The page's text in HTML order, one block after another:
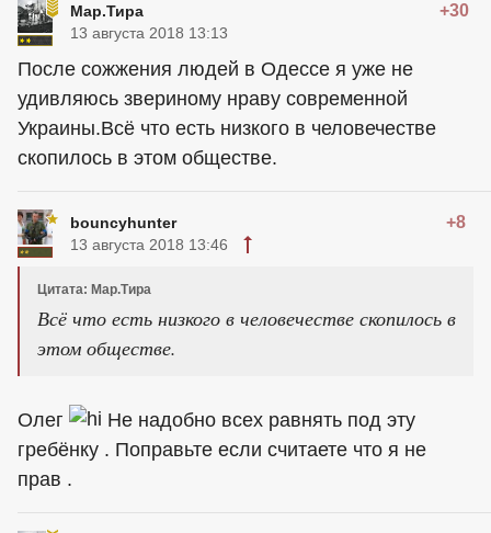
Мар.Тира +30
13 августа 2018 13:13
После сожжения людей в Одессе я уже не
удивляюсь звериному нраву современной
Украины.Всё что есть низкого в человечестве
скопилось в этом обществе.
bouncyhunter +8
13 августа 2018 13:46
Цитата: Мар.Тира
Всё что есть низкого в человечестве скопилось в
этом обществе.
Олег
Не надобно всех равнять под эту
гребёнку . Поправьте если считаете что я не
прав .